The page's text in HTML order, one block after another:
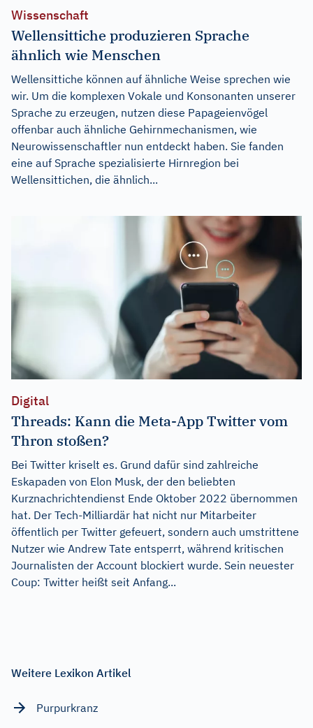
Wissenschaft
Wellensittiche produzieren Sprache
ähnlich wie Menschen
Wellensittiche können auf ähnliche Weise sprechen wie
wir. Um die komplexen Vokale und Konsonanten unserer
Sprache zu erzeugen, nutzen diese Papageienvögel
offenbar auch ähnliche Gehirnmechanismen, wie
Neurowissenschaftler nun entdeckt haben. Sie fanden
eine auf Sprache spezialisierte Hirnregion bei
Wellensittichen, die ähnlich...
Digital
Threads: Kann die Meta-App Twitter vom
Thron stoßen?
Bei Twitter kriselt es. Grund dafür sind zahlreiche
Eskapaden von Elon Musk, der den beliebten
Kurznachrichtendienst Ende Oktober 2022 übernommen
hat. Der Tech-Milliardär hat nicht nur Mitarbeiter
öffentlich per Twitter gefeuert, sondern auch umstrittene
Nutzer wie Andrew Tate entsperrt, während kritischen
Journalisten der Account blockiert wurde. Sein neuester
Coup: Twitter heißt seit Anfang...
Weitere Lexikon Artikel
Purpurkranz